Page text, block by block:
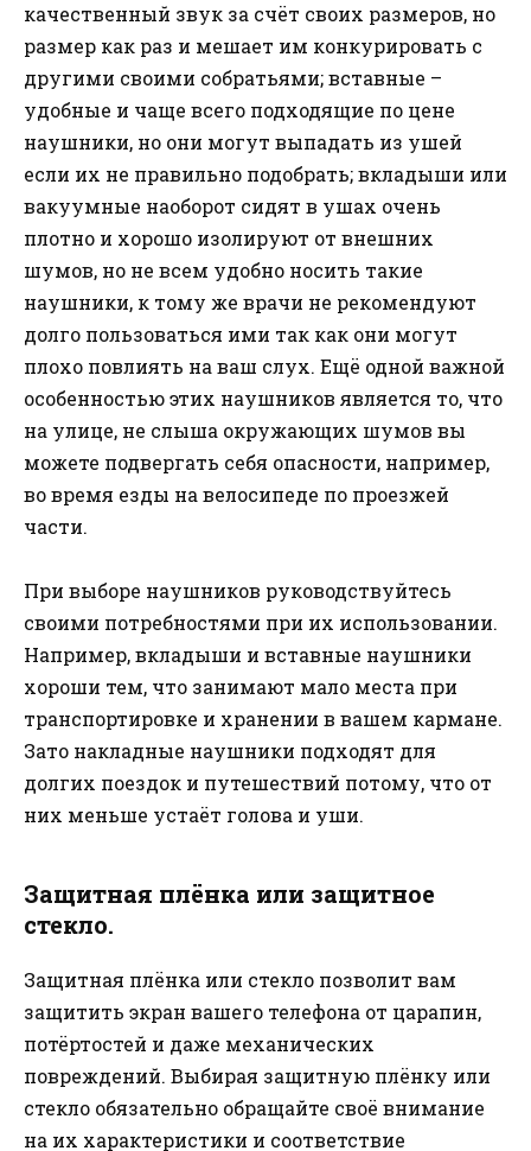
качественный звук за счёт своих размеров, но
размер как раз и мешает им конкурировать с
другими своими собратьями; вставные –
удобные и чаще всего подходящие по цене
наушники, но они могут выпадать из ушей
если их не правильно подобрать; вкладыши или
вакуумные наоборот сидят в ушах очень
плотно и хорошо изолируют от внешних
шумов, но не всем удобно носить такие
наушники, к тому же врачи не рекомендуют
долго пользоваться ими так как они могут
плохо повлиять на ваш слух. Ещё одной важной
особенностью этих наушников является то, что
на улице, не слыша окружающих шумов вы
можете подвергать себя опасности, например,
во время езды на велосипеде по проезжей
части.
При выборе наушников руководствуйтесь
своими потребностями при их использовании.
Например, вкладыши и вставные наушники
хороши тем, что занимают мало места при
транспортировке и хранении в вашем кармане.
Зато накладные наушники подходят для
долгих поездок и путешествий потому, что от
них меньше устаёт голова и уши.
Защитная плёнка или защитное
стекло.
Защитная плёнка или стекло позволит вам
защитить экран вашего телефона от царапин,
потёртостей и даже механических
повреждений. Выбирая защитную плёнку или
стекло обязательно обращайте своё внимание
на их характеристики и соответствие